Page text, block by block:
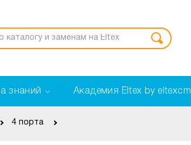
знаний Академия Eltex by eltexcm
4 порта